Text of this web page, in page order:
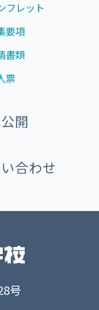
フレット
要項
書類
票
開
合わせ
号